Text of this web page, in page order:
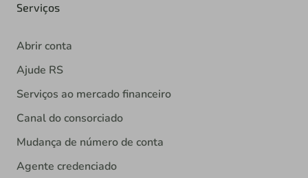
Serviços
Abrir conta
Ajude RS
Serviços ao mercado financeiro
Canal do consorciado
Mudança de número de conta
Agente credenciado